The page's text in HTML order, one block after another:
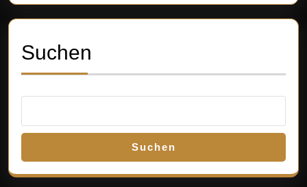
Suchen
Suchen